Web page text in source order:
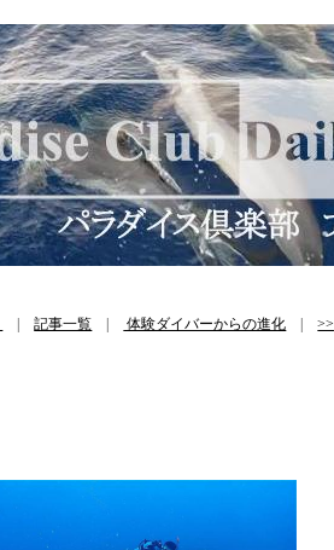
|記事一覧 体験ダイバーからの進化 |>>